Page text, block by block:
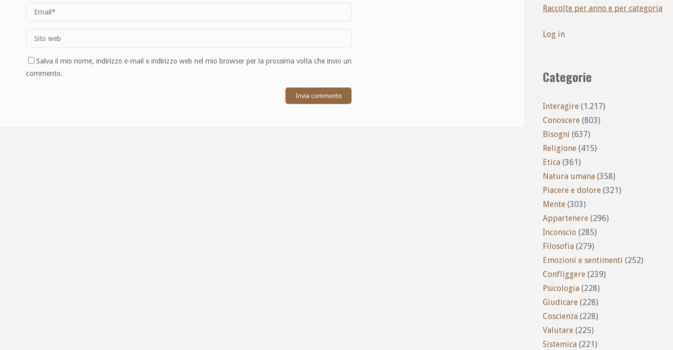
Salva il mio nome, indirizzo e-mail e indirizzo web nel mio browser per la prossima volta che invio un
commento.
Raccolte per anno e per categoria
Log in
Categorie
Interagire (1.217)
Conoscere (803)
Bisogni (637)
Religione (415)
Etica (361)
Natura umana (358)
Piacere e dolore (321)
Mente (303)
Appartenere (296)
Inconscio (285)
Filosofia (279)
Emozioni e sentimenti (252)
Confliggere (239)
Psicologia (228)
Giudicare (228)
Coscienza (228)
Valutare (225)
Sistemica (221)